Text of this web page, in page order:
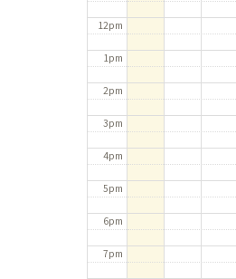
12pm
1pm
2pm
3pm
4pm
5pm
6pm
7pm